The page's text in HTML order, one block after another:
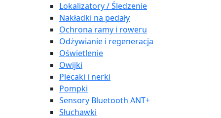
Lokalizatory / Śledzenie
Nakładki na pedały
Ochrona ramy i roweru
Odżywianie i regeneracja
Oświetlenie
Owijki
Plecaki i nerki
Pompki
Sensory Bluetooth ANT+
Słuchawki